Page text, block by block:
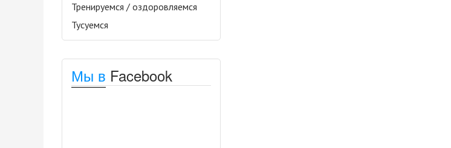
Тренируемся / оздоровляемся
Тусуемся
Мы в Facebook